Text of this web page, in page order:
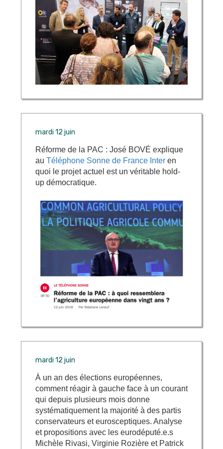
mardi 12 juin
Réforme de la PAC : José BOVÉ explique
au Téléphone Sonne de France Inter en
quoi le projet actuel est un véritable hold-
up démocratique.
mardi 12 juin
À un an des élections européennes,
comment réagir à gauche face à un courant
qui depuis plusieurs mois donne
systématiquement la majorité à des partis
conservateurs et eurosceptiques. Analyse
et propositions avec les eurodéputé.e.s
Michèle Rivasi, Virginie Rozière et Patrick